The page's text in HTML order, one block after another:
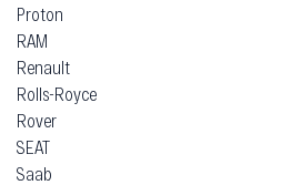
Proton
RAM
Renault
Rolls-Royce
Rover
SEAT
Saab